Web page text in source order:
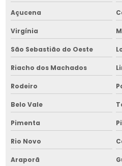
Açucena
Virgínia
São Sebastião do Oeste
Riacho dos Machados
Rodeiro
Belo Vale
Pimenta
Rio Novo
Araporã